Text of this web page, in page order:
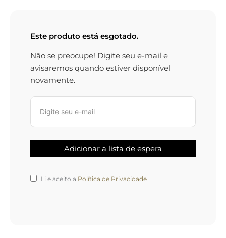
Este produto está esgotado.
Não se preocupe! Digite seu e-mail e
avisaremos quando estiver disponível
novamente.
Li e aceito a Política de Privacidade